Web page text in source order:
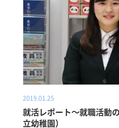
2019.01.25
就活レポート～就職活動
立幼稚園）